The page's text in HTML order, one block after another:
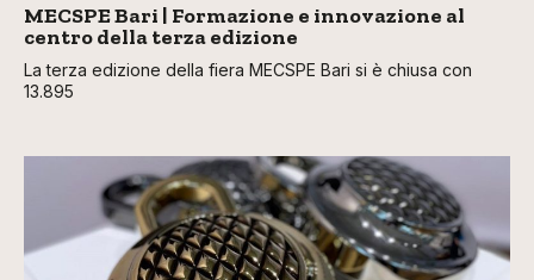
MECSPE Bari | Formazione e innovazione al
centro della terza edizione
La terza edizione della fiera MECSPE Bari si è chiusa con
13.895